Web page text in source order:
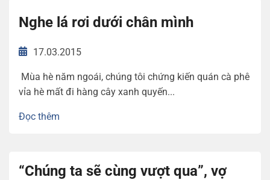
Nghe lá rơi dưới chân mình
17.03.2015
Mùa hè năm ngoái, chúng tôi chứng kiến quán cà phê
vỉa hè mất đi hàng cây xanh quyến...
Đọc thêm
“Chúng ta sẽ cùng vượt qua”, vợ